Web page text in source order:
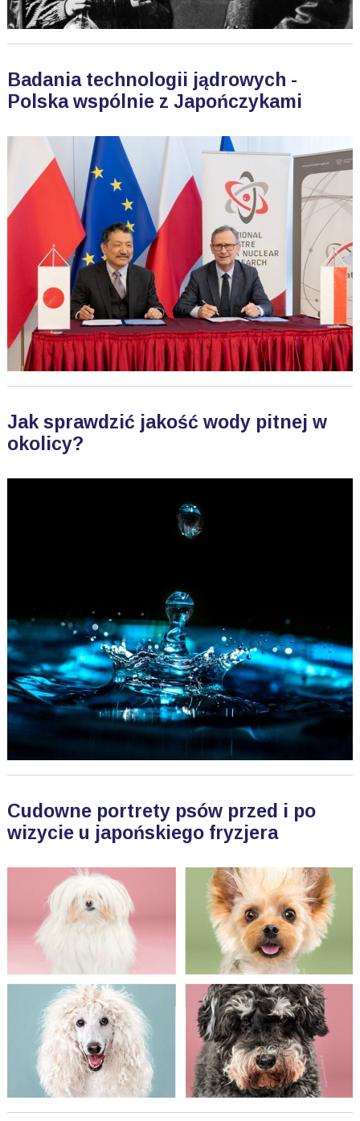
Badania technologii jądrowych -
Polska wspólnie z Japończykami
Jak sprawdzić jakość wody pitnej w
okolicy?
Cudowne portrety psów przed i po
wizycie u japońskiego fryzjera